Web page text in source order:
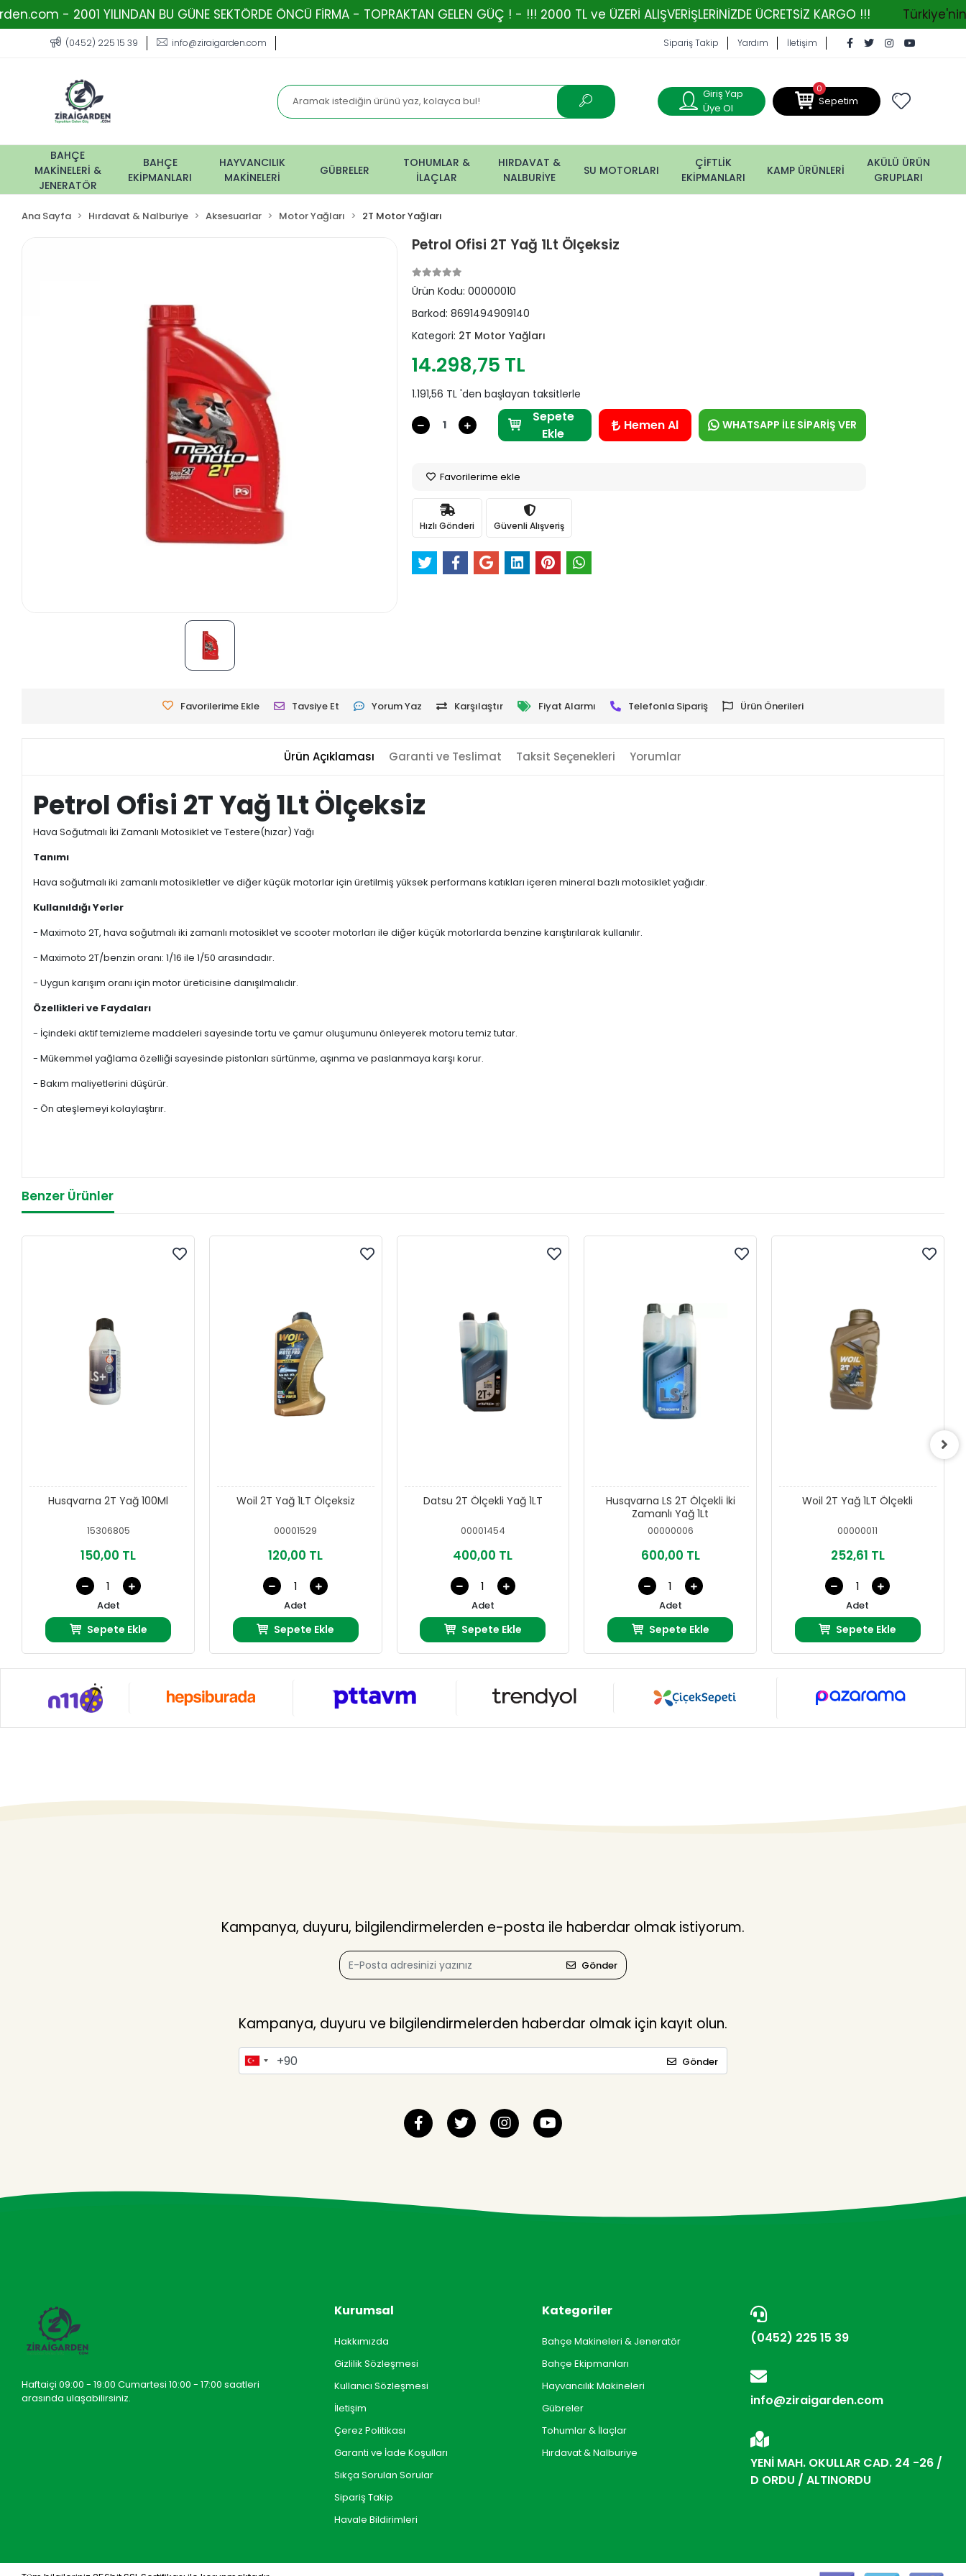
YILINDAN BU GÜNE SEKTÖRDE ÖNCÜ FİRMA - TOPRAKTAN GELEN GÜÇ ! - !!! 2000 TL ve ÜZERİ ALIŞVERİŞLERİNİZDE ÜCRETSİZ KARGO !!! Türkiye'nin Tarım
(0452) 225 15 39 info@ziraigarden.com Sipariş Takip Yardım İletişim
Giriş Yap
Üye Ol
0
Sepetim
BAHÇE
MAKİNELERİ &
JENERATÖR
BAHÇE
EKİPMANLARI
HAYVANCILIK
MAKİNELERİ
GÜBRELER
TOHUMLAR &
İLAÇLAR
HIRDAVAT &
NALBURİYE
SU MOTORLARI
ÇİFTLİK
EKİPMANLARI
KAMP ÜRÜNLERİ
AKÜLÜ ÜRÜN
GRUPLARI
Ana Sayfa Hırdavat & Nalburiye Aksesuarlar Motor Yağları 2T Motor Yağları
Petrol Ofisi 2T Yağ 1Lt Ölçeksiz
Ürün Kodu:00000010
Barkod:8691494909140
Kategori: 2T Motor Yağları
14.298,75 TL
1.191,56 TL 'den başlayan taksitlerle
Sepete
Ekle
Hemen Al WHATSAPP İLE SİPARİŞ VER
Favorilerime ekle
Hızlı Gönderi Güvenli Alışveriş
Favorilerime Ekle Tavsiye Et Yorum Yaz Karşılaştır Fiyat Alarmı Telefonla Sipariş Ürün Önerileri
Ürün Açıklaması Garanti ve Teslimat Taksit Seçenekleri Yorumlar
Petrol Ofisi 2T Yağ 1Lt Ölçeksiz
Hava Soğutmalı İki Zamanlı Motosiklet ve Testere(hızar) Yağı
Tanımı
Hava soğutmalı iki zamanlı motosikletler ve diğer küçük motorlar için üretilmiş yüksek performans katıkları içeren mineral bazlı motosiklet yağıdır.
Kullanıldığı Yerler
- Maximoto 2T, hava soğutmalı iki zamanlı motosiklet ve scooter motorları ile diğer küçük motorlarda benzine karıştırılarak kullanılır.
- Maximoto 2T/benzin oranı: 1/16 ile 1/50 arasındadır.
- Uygun karışım oranı için motor üreticisine danışılmalıdır.
Özellikleri ve Faydaları
- İçindeki aktif temizleme maddeleri sayesinde tortu ve çamur oluşumunu önleyerek motoru temiz tutar.
- Mükemmel yağlama özelliği sayesinde pistonları sürtünme, aşınma ve paslanmaya karşı korur.
- Bakım maliyetlerini düşürür.
- Ön ateşlemeyi kolaylaştırır.
Benzer Ürünler
Husqvarna 2T Yağ 100Ml
15306805
150,00 TL
Adet
Sepete Ekle
Woil 2T Yağ 1LT Ölçeksiz
00001529
120,00 TL
Adet
Sepete Ekle
Datsu 2T Ölçekli Yağ 1LT
00001454
400,00 TL
Adet
Sepete Ekle
Husqvarna LS 2T Ölçekli İki
Zamanlı Yağ 1Lt
00000006
600,00 TL
Adet
Sepete Ekle
Woil 2T Yağ 1LT Ölçekli
00000011
252,61 TL
Adet
Sepete Ekle
Kampanya, duyuru, bilgilendirmelerden e-posta ile haberdar olmak istiyorum.
Gönder
Kampanya, duyuru ve bilgilendirmelerden haberdar olmak için kayıt olun.
Gönder
Haftaiçi 09:00 - 19:00 Cumartesi 10:00 - 17:00 saatleri
arasında ulaşabilirsiniz.
Kurumsal
Hakkımızda
Gizlilik Sözleşmesi
Kullanıcı Sözleşmesi
İletişim
Çerez Politikası
Garanti ve İade Koşulları
Sıkça Sorulan Sorular
Sipariş Takip
Havale Bildirimleri
Kategoriler
Bahçe Makineleri & Jeneratör
Bahçe Ekipmanları
Hayvancılık Makineleri
Gübreler
Tohumlar & İlaçlar
Hırdavat & Nalburiye
(0452) 225 15 39
info@ziraigarden.com
YENİ MAH. OKULLAR CAD. 24 -26 /
D ORDU / ALTINORDU